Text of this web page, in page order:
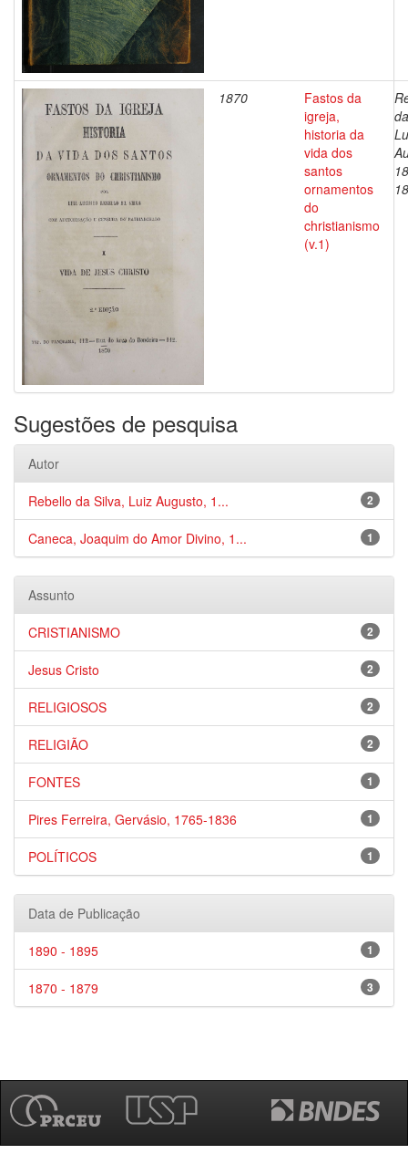
1870
Fastos da
igreja,
historia da
vida dos
santos
ornamentos
do
christianismo
(v.1)
Sugestões de pesquisa
Autor
2
Rebello da Silva, Luiz Augusto, 1...
1
Caneca, Joaquim do Amor Divino, 1...
Assunto
2
CRISTIANISMO
2
Jesus Cristo
2
RELIGIOSOS
2
RELIGIÃO
1
FONTES
1
Pires Ferreira, Gervásio, 1765-1836
1
POLÍTICOS
Data de Publicação
1
1890 - 1895
3
1870 - 1879